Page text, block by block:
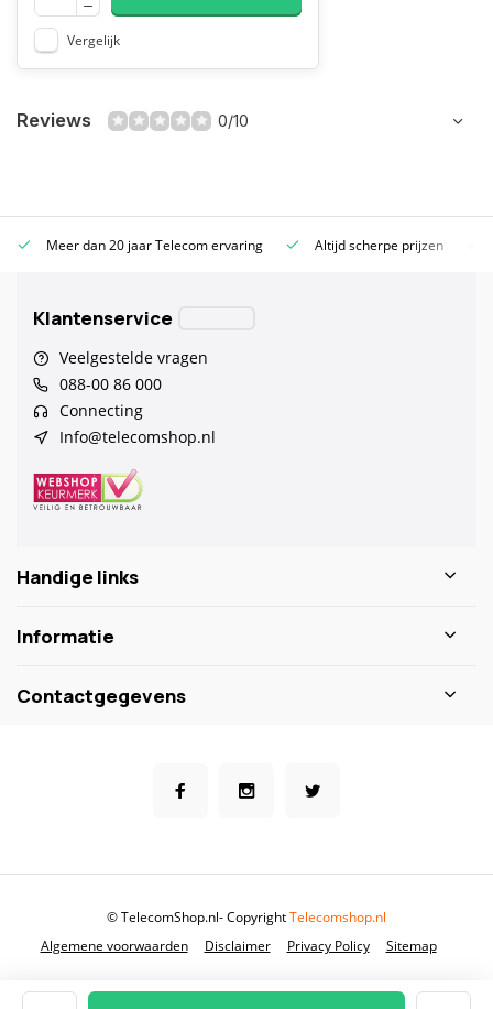
Vergelijk
Reviews 0/10
Meer dan 20 jaar Telecom ervaring Altijd scherpe prijzen
Klantenservice
Veelgestelde vragen
088-00 86 000
Connecting
Info@telecomshop.nl
Handige links
Informatie
Contactgegevens
Algemene voorwaarden Disclaimer Privacy Policy Sitemap
© TelecomShop.nl- CopyrightTelecomshop.nl